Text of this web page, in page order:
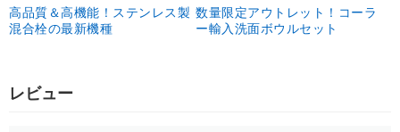
高品質＆高機能！ステンレス製
混合栓の最新機種
数量限定アウトレット！コーラ
ー輸入洗面ボウルセット
レビュー